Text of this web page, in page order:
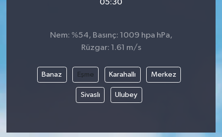
05:30
Nem: %54, Basınç: 1009 hpa hPa,
Rüzgar: 1.61 m/s
Banaz Eşme Karahallı Merkez
Sivaslı Ulubey
Resmî ilanlar